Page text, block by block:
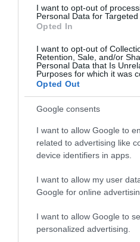
I want to opt-out of
Personal Data for Targeted
Opted In
I want to opt-out of
Retention, Sale, and/or
Personal Data that Is
Purposes for which it was
Opted Out
Google consents
I want to allow Google to
related to advertising like
device identifiers in apps.
I want to allow my user
Google for online
I want to allow Google to
personalized advertising.
ΡΟΗ ΕΙΔΗΣΕΩΝ
από την ΕΕ έργο “The
Gaming Police”
ενισχύει την ασφάλεια
των παιδιών στο
διαδίκτυο
ΑΑΔΕ: Διευκρινίσεις